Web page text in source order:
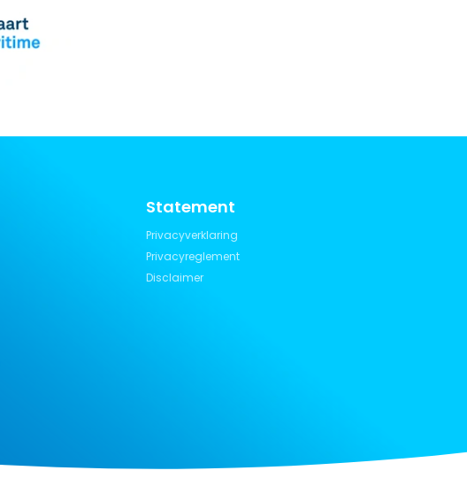
Statement
Privacyverklaring
Privacyreglement
Disclaimer